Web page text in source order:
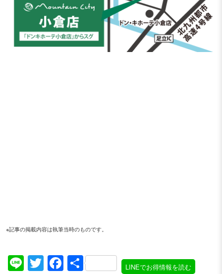
※記事の掲載内容は執筆当時のものです。
LineTwitter
Facebook
共 LINEでお得情報を読む